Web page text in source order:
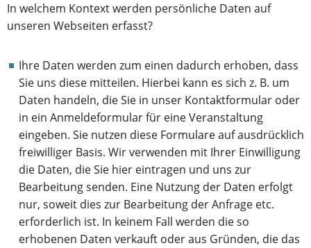
In welchem Kontext werden persönliche Daten auf
unseren Webseiten erfasst?
Ihre Daten werden zum einen dadurch erhoben, dass
Sie uns diese mitteilen. Hierbei kann es sich z. B. um
Daten handeln, die Sie in unser Kontaktformular oder
in ein Anmeldeformular für eine Veranstaltung
eingeben. Sie nutzen diese Formulare auf ausdrücklich
freiwilliger Basis. Wir verwenden mit Ihrer Einwilligung
die Daten, die Sie hier eintragen und uns zur
Bearbeitung senden. Eine Nutzung der Daten erfolgt
nur, soweit dies zur Bearbeitung der Anfrage etc.
erforderlich ist. In keinem Fall werden die so
erhobenen Daten verkauft oder aus Gründen, die das